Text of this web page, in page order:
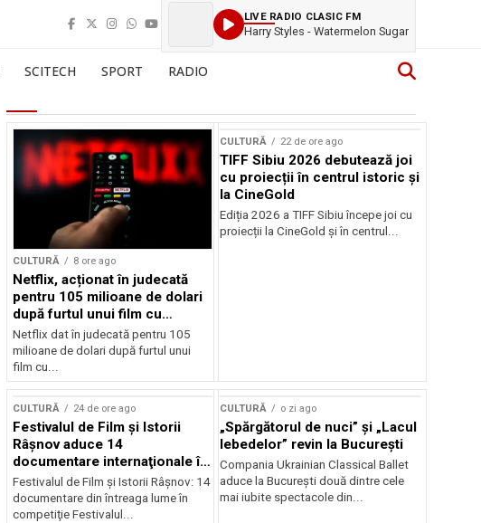
LIVE RADIO CLASIC FM
Harry Styles - Watermelon Sugar
SCITECH SPORT RADIO
CULTURĂ 8 ore ago
Netflix, acționat în judecată
pentru 105 milioane de dolari
după furtul unui film cu
Nicolas Cage
Netflix dat în judecată pentru 105
milioane de dolari după furtul unui
film cu...
CULTURĂ 22 de ore ago
TIFF Sibiu 2026 debutează joi
cu proiecții în centrul istoric și
la CineGold
Ediția 2026 a TIFF Sibiu începe joi cu
proiecții la CineGold și în centrul...
CULTURĂ 24 de ore ago
Festivalul de Film şi Istorii
Râşnov aduce 14
documentare internaţionale în
premieră
Festivalul de Film şi Istorii Râşnov: 14
documentare din întreaga lume în
competiţie Festivalul...
CULTURĂ o zi ago
„Spărgătorul de nuci” și „Lacul
lebedelor” revin la București
Compania Ukrainian Classical Ballet
aduce la București două dintre cele
mai iubite spectacole din...